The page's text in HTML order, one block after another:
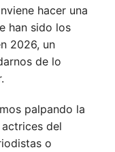
hacer una
han sido los
2026, un
de lo
palpando la
del
o